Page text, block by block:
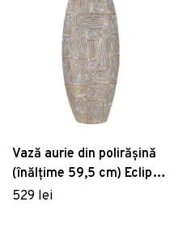
Vază aurie din polirășină
(înălțime 59,5 cm) Eclips –
Mauro Ferretti
529 lei